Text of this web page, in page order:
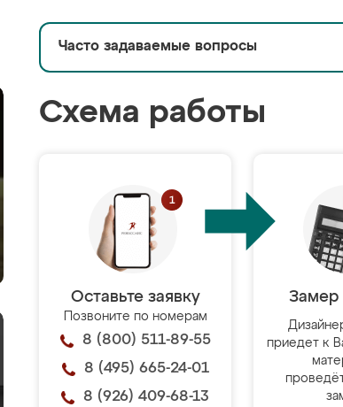
Часто задаваемые вопросы
Схема работы
Оставьте заявку
Позвоните по номерам
8 (800) 511-89-55
8 (495) 665-24-01
8 (926) 409-68-13
Замер
приедет к